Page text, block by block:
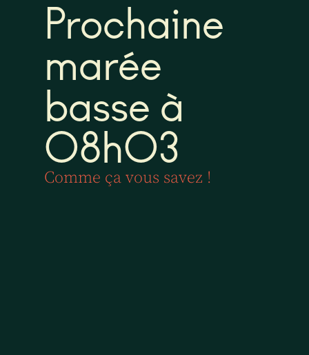
Prochaine
marée
basse à
08h03
Comme ça vous savez !